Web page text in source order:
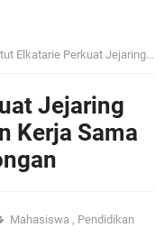
Perkuat Jejaring Akademik, Resmi Jalin Kerja Sama dengan UNISDA Lamongan
Jejaring
Kerja Sama
Mahasiswa , Pendidikan